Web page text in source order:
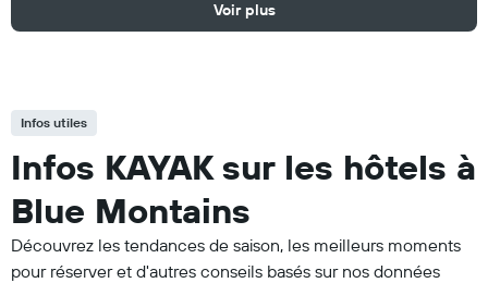
Voir plus
Infos utiles
Infos KAYAK sur les hôtels à
Blue Montains
Découvrez les tendances de saison, les meilleurs moments
pour réserver et d'autres conseils basés sur nos données